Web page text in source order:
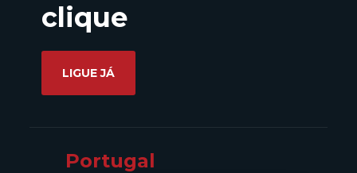
clique
LIGUE JÁ
Portugal